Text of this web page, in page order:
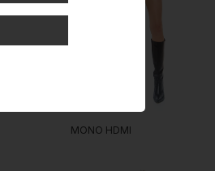
MONO HDMI